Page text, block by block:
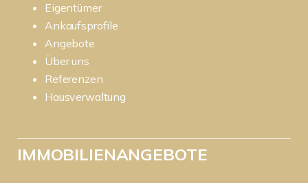
Eigentümer
Ankaufsprofile
Angebote
Über uns
Referenzen
Hausverwaltung
IMMOBILIENANGEBOTE